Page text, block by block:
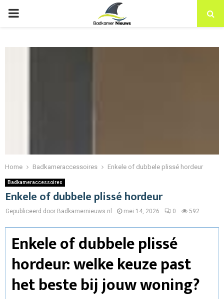
PRIMARY
Home Badkameraccessoires Enkele of dubbele plissé hordeur
Badkameraccessoires
Enkele of dubbele plissé hordeur
Gepubliceerd door Badkamernieuws.nl mei 14, 2026 0 592
Enkele of dubbele plissé
hordeur: welke keuze past
het beste bij jouw woning?